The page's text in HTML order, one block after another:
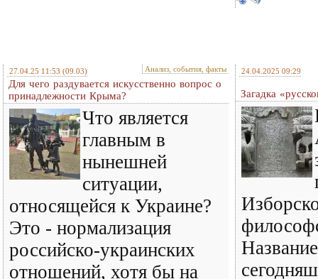
27.04.25 11:53 (09.03) Анализ, события, факты
Для чего раздувается искусственно вопрос о
принадлежности Крыма?
Что является
главным в
нынешней
ситуации,
относящейся к Украине?
Это - нормализация
российско-украинских
отношений, хотя бы на
24.04.2025 09:29
Загадка